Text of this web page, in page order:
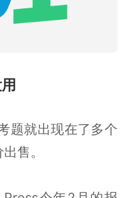
题就出现在了多个
售。